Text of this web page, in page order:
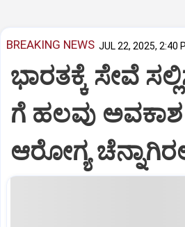
BREAKING NEWS JUL 22, 2025, 2:40
ಭಾರತಕ್ಕೆ ಸೇವೆ
ಗೆ ಹಲವು ಅವಕಾಶ
ಆರೋಗ್ಯ